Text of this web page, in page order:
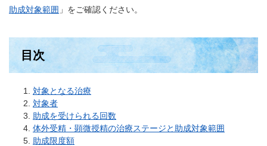
助成対象範囲 」をご確認ください。
目次
対象となる治療
対象者
助成を受けられる回数
体外受精・顕微授精の治療ステージと助成対象範囲
助成限度額